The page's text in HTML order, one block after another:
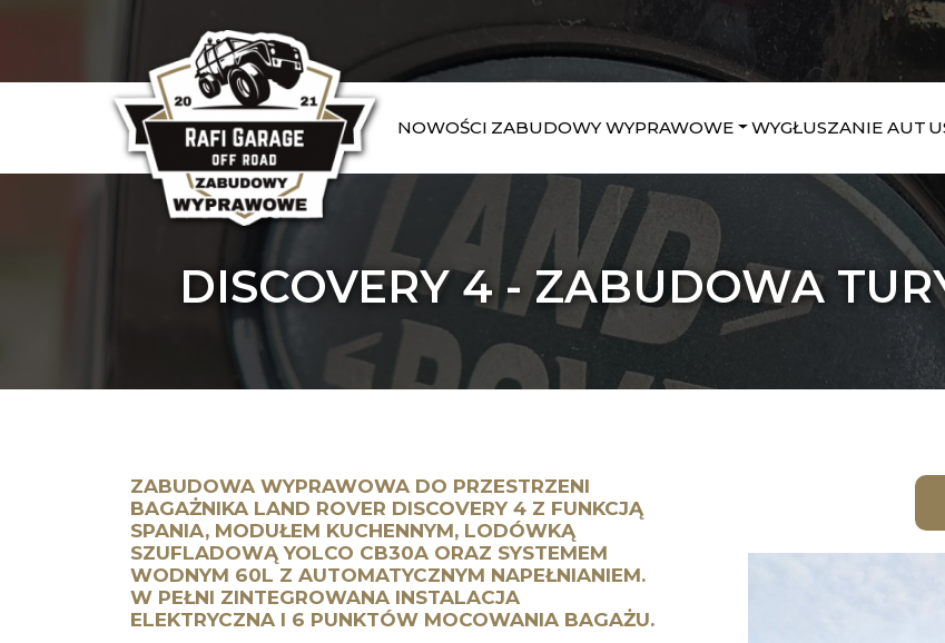
NOWOŚCI ZABUDOWY WYPRAWOWE WYGŁUSZANIE AUT
DISCOVERY 4 - ZABUDOWA
ZABUDOWA WYPRAWOWA DO PRZESTRZENI
BAGAŻNIKA LAND ROVER DISCOVERY 4 Z FUNKCJĄ
SPANIA, MODUŁEM KUCHENNYM, LODÓWKĄ
SZUFLADOWĄ YOLCO CB30A ORAZ SYSTEMEM
WODNYM 60L Z AUTOMATYCZNYM NAPEŁNIANIEM.
W PEŁNI ZINTEGROWANA INSTALACJA
ELEKTRYCZNA I 6 PUNKTÓW MOCOWANIA BAGAŻU.